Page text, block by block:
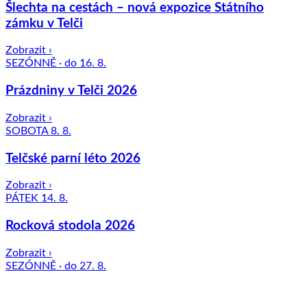
Šlechta na cestách – nová expozice Státního
zámku v Telči
Zobrazit ›
SEZÓNNĚ · do 16. 8.
Prázdniny v Telči 2026
Zobrazit ›
SOBOTA 8. 8.
Telčské parní léto 2026
Zobrazit ›
PÁTEK 14. 8.
Rocková stodola 2026
Zobrazit ›
SEZÓNNĚ · do 27. 8.